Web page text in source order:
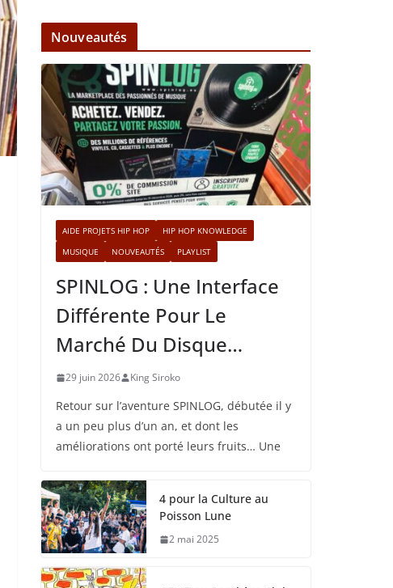
Nouveautés
AIDE PROJETS HIP HOP
HIP HOP KNOWLEDGE
MUSIQUE
NOUVEAUTÉS PLAYLIST
SPINLOG : Une Interface
Différente Pour Le
Marché Du Disque…
29 juin 2026 King Siroko
Retour sur l’aventure SPINLOG, débutée il y
a un peu plus d’un an, et dont les
améliorations ont porté leurs fruits… Une
4 pour la Culture au
Poisson Lune
2 mai 2025